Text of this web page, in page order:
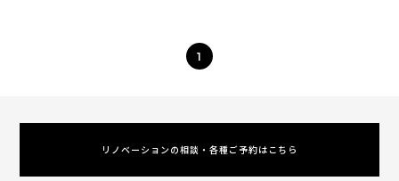
1
リノベーションの相談・各種ご予約はこちら